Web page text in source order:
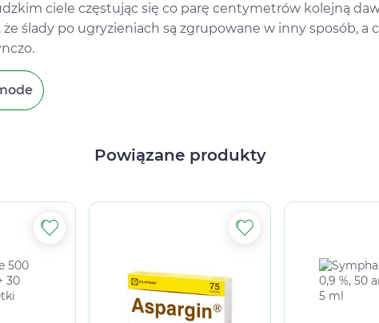
ciele częstując się co parę centymetrów kolejną
że ślady po ugryzieniach są zgrupowane w inny sposób, a
Powiązane produkty